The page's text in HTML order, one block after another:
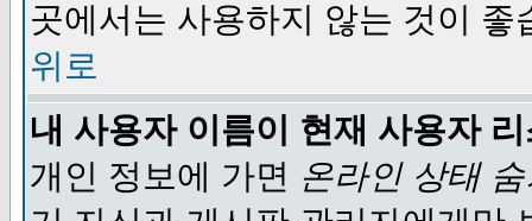
곳에서는 사용하지 않는 것이 좋
위로
내 사용자 이름이 현재 사용자
개인 정보에 가면 온라인 상태